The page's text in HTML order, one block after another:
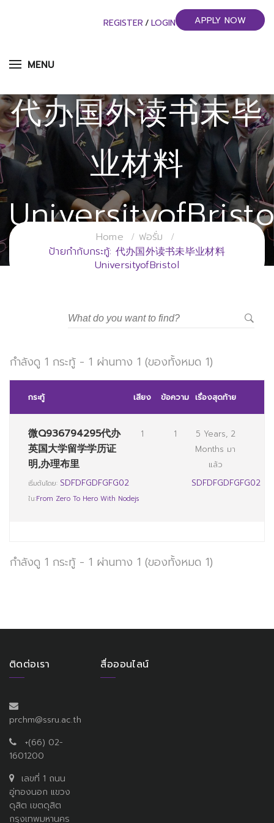
MENU
REGISTER / LOGIN APPLY NOW
代办国外读书未毕
业材料
วิทยาลัยการจัดการอุตสาหกรรมบริการ
มหาวิทยาลัยราชภัฏสวนสุนันทา
Home
ฟอรั่ม
ป้ายกำกับกระทู้: 代办国外读书未毕业材料
UniversityofBristol
กำลังดู 1 กระทู้ - 1 ผ่านทาง 1 (ของทั้งหมด 1)
กระทู้ เสียง ข้อความ เรื่องสุดท้าย
微Q936794295代办
英国大学留学学历证
明,办理布里
เริ่มต้นโดย: SDFDFGDFGFG02
ใน:From Zero To Hero With Nodejs
1 1
5 Years, 2
Months มา
แล้ว
SDFDFGDFGFG02
กำลังดู 1 กระทู้ - 1 ผ่านทาง 1 (ของทั้งหมด 1)
ติดต่อเรา
prchm@ssru.ac.th
+(66) 02-
1601200
เลขที่ 1 ถนน
อู่ทองนอก แขวง
ดุสิต เขตดุสิต
กรุงเทพมหานคร
สื่อออนไลน์